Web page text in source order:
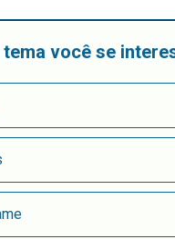
tema você se